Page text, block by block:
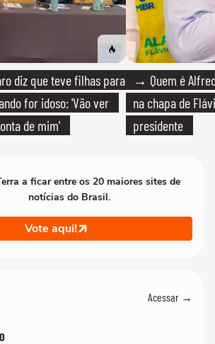
diz que teve filhas para
for idoso: 'Vão ver
de mim'
→ Quem é
na chapa de
presidente
a ficar entre os 20 maiores sites de
notícias do Brasil.
Vote aqui!
Acessar →